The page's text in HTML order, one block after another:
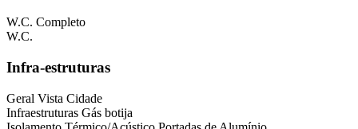
W.C. Completo
W.C.
Infra-estruturas
Geral Vista Cidade
Infraestruturas Gás botija